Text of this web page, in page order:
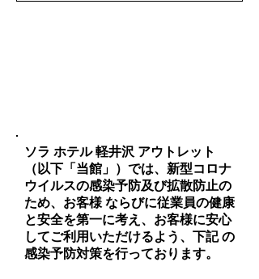
ソラ ホテル 軽井沢 アウトレット
（以下「当館」）では、新型コロナ
ウイルスの感染予防及び拡散防止の
ため、お客様 ならびに従業員の健康
と安全を第一に考え、お客様に安心
してご利用いただけるよう、下記 の
感染予防対策を行っております。